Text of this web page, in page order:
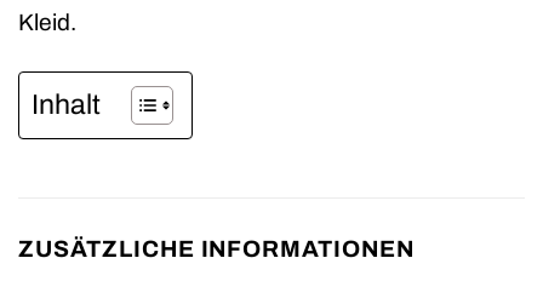
Kleid.
Inhalt
ZUSÄTZLICHE INFORMATIONEN